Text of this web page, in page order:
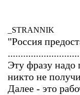
_STRANNIK
"Россия
Эту фразу надо
никто не
Далее - это